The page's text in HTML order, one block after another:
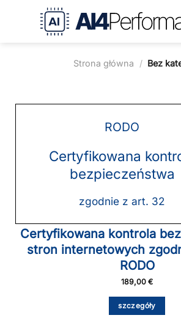
Strona główna / Bez
RODO
Certyfikowana
bezpieczeństwa
zgodnie z art. 32
Certyfikowana kontrola
stron internetowych
RODO
189,00 €
szczegóły